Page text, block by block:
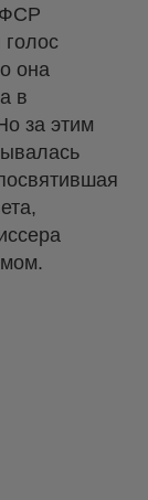
она
в
за этим